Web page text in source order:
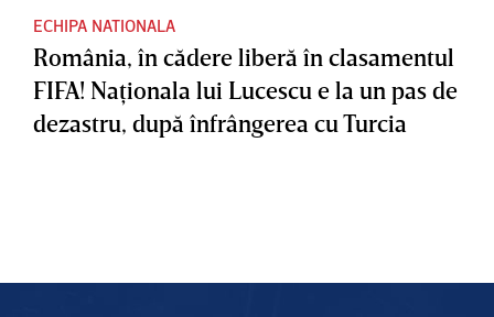
ECHIPA NATIONALA
România, în cădere liberă în clasamentul
FIFA! Naţionala lui Lucescu e la un pas de
dezastru, după înfrângerea cu Turcia